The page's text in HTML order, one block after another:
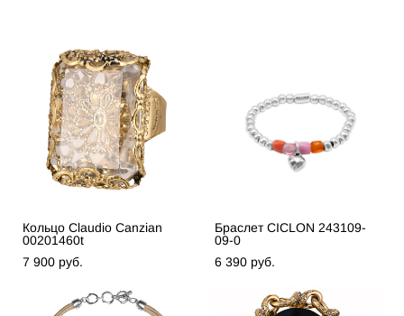
Кольцо Claudio Canzian
00201460t
7 900 pуб.
Браслет CICLON 243109-
09-0
6 390 pуб.